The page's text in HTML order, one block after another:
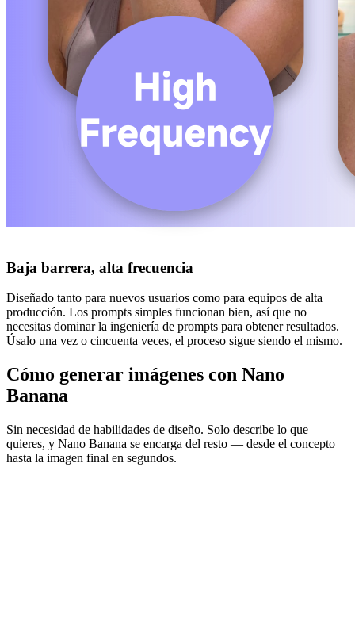
Baja barrera, alta frecuencia
Diseñado tanto para nuevos usuarios como para equipos de alta
producción. Los prompts simples funcionan bien, así que no
necesitas dominar la ingeniería de prompts para obtener resultados.
Úsalo una vez o cincuenta veces, el proceso sigue siendo el mismo.
Cómo generar imágenes con Nano
Banana
Sin necesidad de habilidades de diseño. Solo describe lo que
quieres, y Nano Banana se encarga del resto — desde el concepto
hasta la imagen final en segundos.